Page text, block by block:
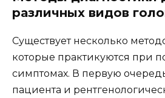
различных видов
Существует несколько
которые практикуются при
симптомах. В первую
пациента и